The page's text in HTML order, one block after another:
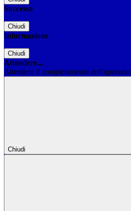
Successo
Chiudi
Informazione
Chiudi
Attendere...
Attendere il completamento
Chiudi